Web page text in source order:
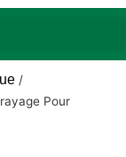
/
Pour